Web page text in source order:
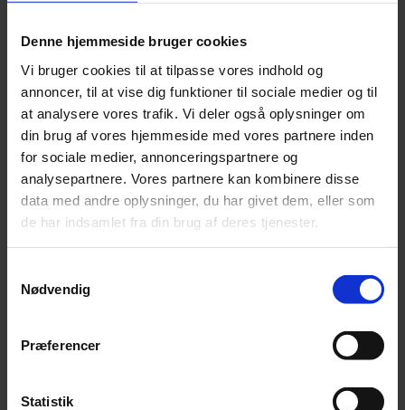
Denne hjemmeside bruger cookies
Vi bruger cookies til at tilpasse vores indhold og
annoncer, til at vise dig funktioner til sociale medier og til
at analysere vores trafik. Vi deler også oplysninger om
din brug af vores hjemmeside med vores partnere inden
for sociale medier, annonceringspartnere og
analysepartnere. Vores partnere kan kombinere disse
data med andre oplysninger, du har givet dem, eller som
de har indsamlet fra din brug af deres tjenester.
Nødvendig
Præferencer
Statistik
Tynn Silk Mohair
Se alle Mohair
Bella
Bella Color
Desiderio
Mulberry Silk
Leonora
Silk Mohair
Tynn Silk Mohair
Se alle Alpaka
Alpaca 3